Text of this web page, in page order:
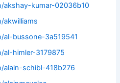
akshay-kumar-02036b10
akwilliams
bussone-3a519541
himler-3179875
alain-schibl-418b276